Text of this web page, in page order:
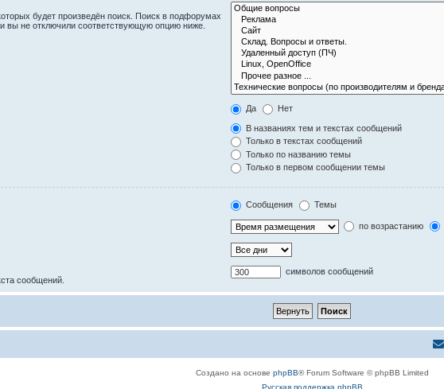
будет произведён поиск. Поиск в подфорумах
вы не отключили соответствующую опцию ниже.
Да Нет
В названиях тем и текстах сообщений
Только в текстах сообщений
Только по названию темы
Только в первом сообщении темы
Сообщения Темы
по возрастанию
сообщений.
символов сообщений
Создано на основе phpBB® Forum Software © phpBB Limited
Русская поддержка phpBB